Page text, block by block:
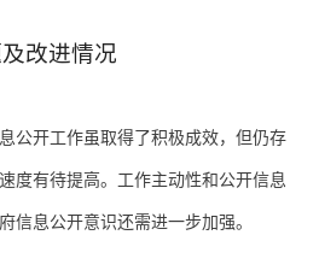
改进情况
公开工作虽取得了积极成效，但仍存
度有待提高。工作主动性和公开信息
信息公开意识还需进一步加强。